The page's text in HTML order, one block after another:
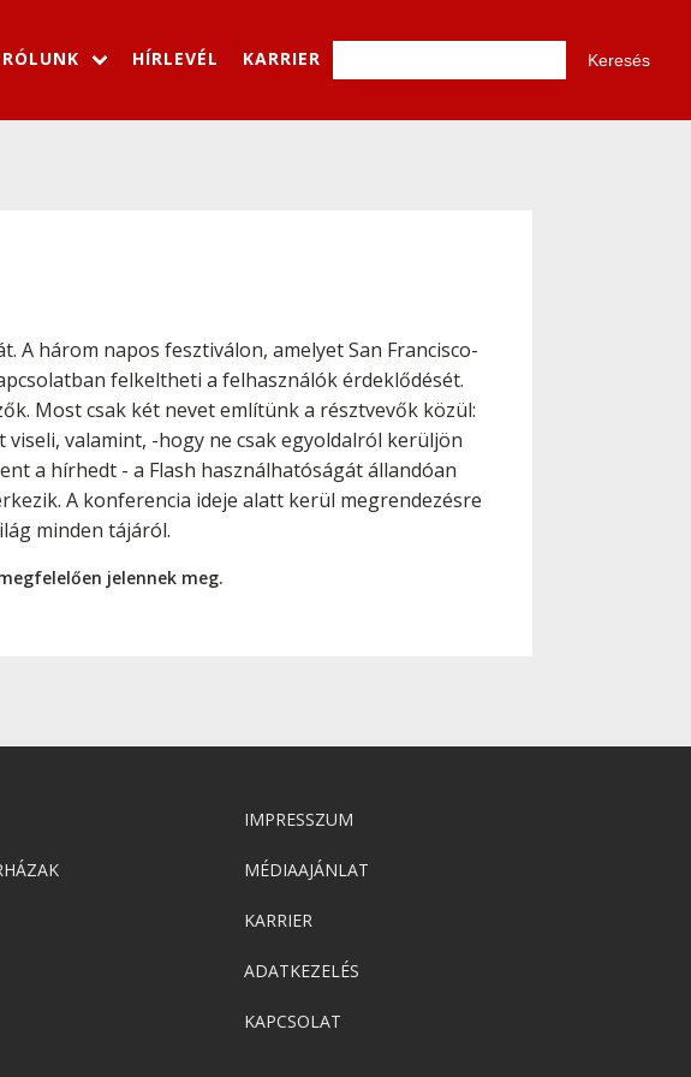
RÓLUNK HÍRLEVÉL KARRIER
A három napos fesztiválon, amelyet San Francisco-
felkeltheti a felhasználók érdeklődését.
Most csak két nevet említünk a résztvevők közül:
viseli, valamint, -hogy ne csak egyoldalról kerüljön
a hírhedt - a Flash használhatóságát állandóan
A konferencia ideje alatt kerül megrendezésre
minden tájáról.
jelennek meg.
IMPRESSZUM
MÉDIAAJÁNLAT
KARRIER
ADATKEZELÉS
KAPCSOLAT